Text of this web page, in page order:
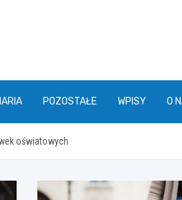
POZOSTAŁE WPISY O
oświatowych